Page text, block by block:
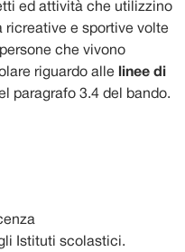
ed attività che utilizzino
ricreative e sportive volte
che vivono
riguardo alle
linee di
paragrafo 3.4 del bando.
Istituti scolastici.